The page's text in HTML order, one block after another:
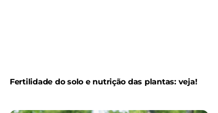
Fertilidade do solo e nutrição das plantas: veja!